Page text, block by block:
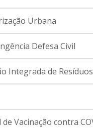
Urbana
Defesa Civil
Integrada de
Vacinação contra